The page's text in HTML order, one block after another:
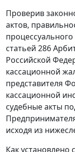
Проверив
актов,
статьей 286
Российской
кассационной
представителя
кассационной
судебные акты
исходя из
Как